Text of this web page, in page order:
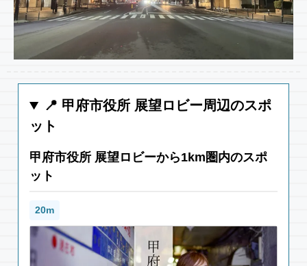
📍 甲府市役所 展望ロビー周辺のスポ
ット
甲府市役所 展望ロビーから1km圏内のスポ
ット
20m